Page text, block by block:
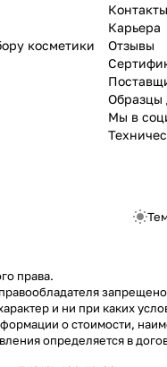
косметики
Контакты
Карьера
Отзывы
Образцы
Мы в
права.
и ни при каких
о стоимости,
определяется в